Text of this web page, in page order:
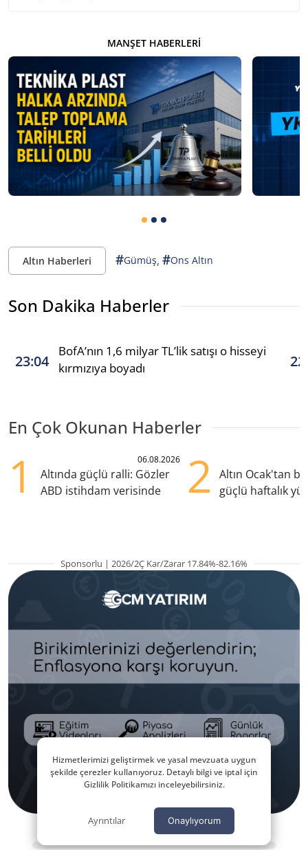
MANŞET HABERLERI
Altın Haberleri #Gümüş, #Ons Altın
Son Dakika Haberler
23:04
BofA’nın 1,6 milyar TL’lik satışı o hisseyi
kırmızıya boyadı
En Çok Okunan Haberler
1 06.08.2026
Altında güçlü ralli: Gözler
ABD istihdam verisinde
2
Altın Ocak'tan
güçlü haftalık
Sponsorlu | 2026/2Ç Kar/Zarar 17.84%-82.16%
Hizmetlerimizi geliştirmek ve yasal mevzuata uygun
şekilde çerezler kullanıyoruz. Detaylı bilgi ve iptal için
Gizlilik Politikamızı inceleyebilirsiniz.
Ayrıntılar Onaylıyorum